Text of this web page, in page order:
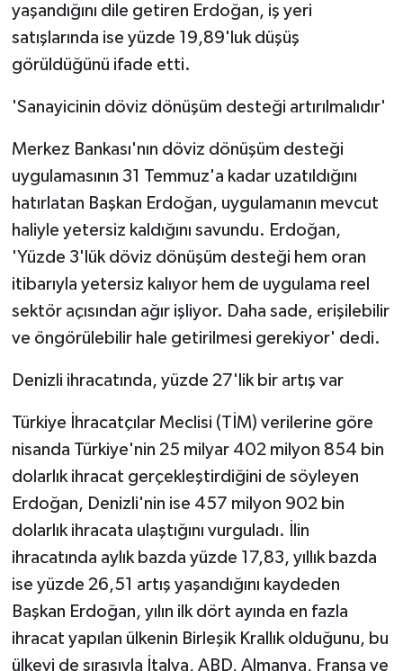
yaşandığını dile getiren Erdoğan, iş yeri
satışlarında ise yüzde 19,89'luk düşüş
görüldüğünü ifade etti.
'Sanayicinin döviz dönüşüm desteği artırılmalıdır'
Merkez Bankası'nın döviz dönüşüm desteği
uygulamasının 31 Temmuz'a kadar uzatıldığını
hatırlatan Başkan Erdoğan, uygulamanın mevcut
haliyle yetersiz kaldığını savundu. Erdoğan,
'Yüzde 3'lük döviz dönüşüm desteği hem oran
itibarıyla yetersiz kalıyor hem de uygulama reel
sektör açısından ağır işliyor. Daha sade, erişilebilir
ve öngörülebilir hale getirilmesi gerekiyor' dedi.
Denizli ihracatında, yüzde 27'lik bir artış var
Türkiye İhracatçılar Meclisi (TİM) verilerine göre
nisanda Türkiye'nin 25 milyar 402 milyon 854 bin
dolarlık ihracat gerçekleştirdiğini de söyleyen
Erdoğan, Denizli'nin ise 457 milyon 902 bin
dolarlık ihracata ulaştığını vurguladı. İlin
ihracatında aylık bazda yüzde 17,83, yıllık bazda
ise yüzde 26,51 artış yaşandığını kaydeden
Başkan Erdoğan, yılın ilk dört ayında en fazla
ihracat yapılan ülkenin Birleşik Krallık olduğunu, bu
ülkeyi de sırasıyla İtalya, ABD, Almanya, Fransa ve
Yerel Haberler